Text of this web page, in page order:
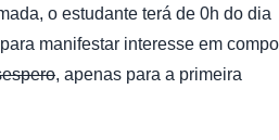
o estudante terá de 0h do dia
manifestar interesse em
, apenas para a primeira